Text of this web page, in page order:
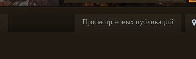
Просмотр новых публикаций